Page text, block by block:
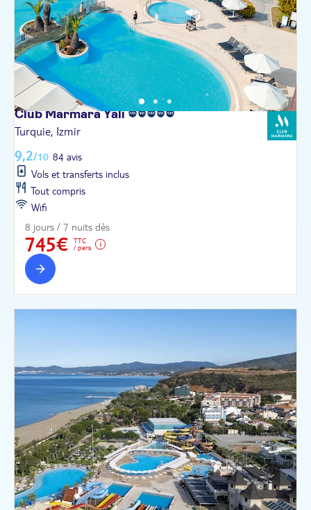
Club MarmaraYali
Turquie, Izmir
9,2/10 84 avis
Vols et transferts inclus
Tout compris
Wifi
8 jours / 7 nuits dès
745€
TTC
/ pers.